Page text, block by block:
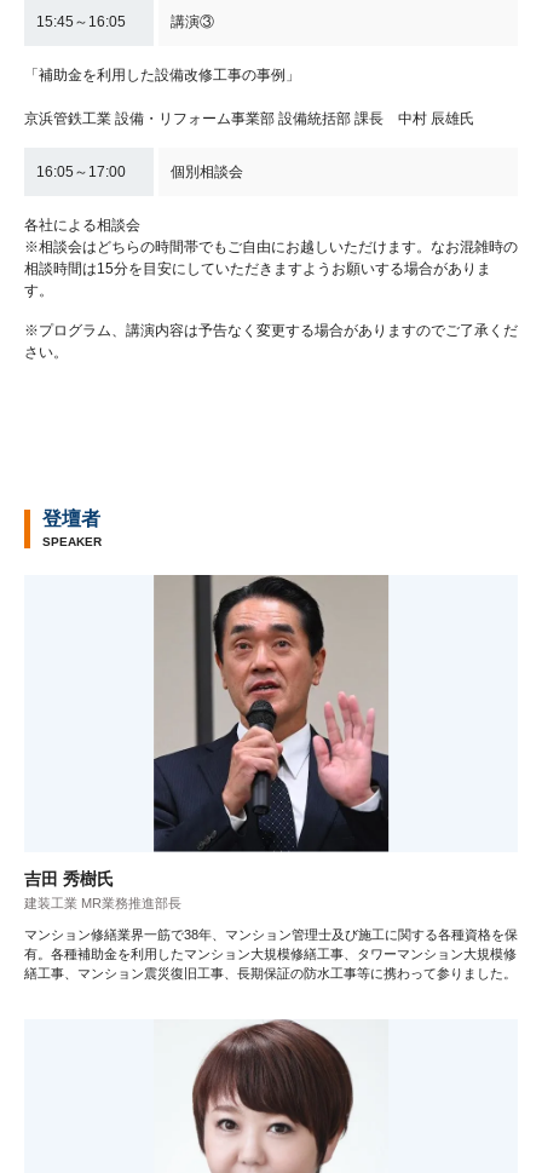
15:45～16:05 講演③
「補助金を利用した設備改修工事の事例」
京浜管鉄工業 設備・リフォーム事業部 設備統括部 課長 中村 辰雄氏
16:05～17:00 個別相談会
各社による相談会
※相談会はどちらの時間帯でもご自由にお越しいただけます。なお混雑時の
相談時間は15分を目安にしていただきますようお願いする場合がありま
す。
※プログラム、講演内容は予告なく変更する場合がありますのでご了承くだ
さい。
登壇者
SPEAKER
吉田 秀樹氏
建装工業 MR業務推進部長
マンション修繕業界一筋で38年、マンション管理士及び施工に関する各種資格を保
有。各種補助金を利用したマンション大規模修繕工事、タワーマンション大規模修
繕工事、マンション震災復旧工事、長期保証の防水工事等に携わって参りました。